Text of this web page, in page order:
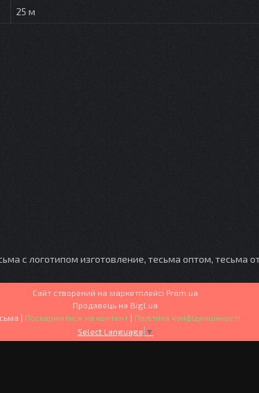
25 м
с логотипом изготовление, тесьма оптом, тесьма
Сайт створений на маркетплейсі Prom.ua
Продавець на Bigl.ua
Тасьма | Поскаржитися на контент | Політика конфіденційності
Select Language ▼